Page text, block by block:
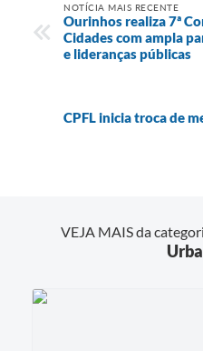
NOTÍCIA MAIS RECENTE
Ourinhos realiza 7ª
Cidades com ampla
e lideranças públicas
CPFL inicia troca de
VEJA MAIS da